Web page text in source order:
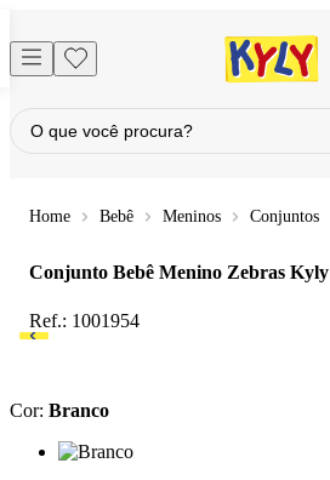
Bebê Meninos Conjuntos
Conjunto Bebê Menino Zebras Kyly
Ref.: 1001954
Cor: Branco
Cor: Branco